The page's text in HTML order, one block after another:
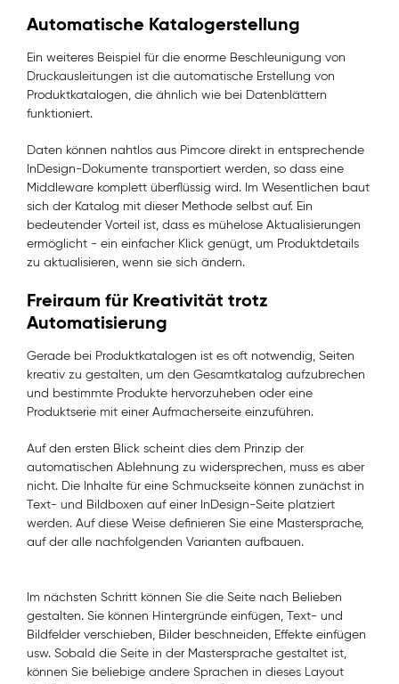
Automatische Katalogerstellung
Ein weiteres Beispiel für die enorme Beschleunigung von
Druckausleitungen ist die automatische Erstellung von
Produktkatalogen, die ähnlich wie bei Datenblättern
funktioniert.
Daten können nahtlos aus Pimcore direkt in entsprechende
InDesign-Dokumente transportiert werden, so dass eine
Middleware komplett überflüssig wird. Im Wesentlichen baut
sich der Katalog mit dieser Methode selbst auf. Ein
bedeutender Vorteil ist, dass es mühelose Aktualisierungen
ermöglicht - ein einfacher Klick genügt, um Produktdetails
zu aktualisieren, wenn sie sich ändern.
Freiraum für Kreativität trotz
Automatisierung
Gerade bei Produktkatalogen ist es oft notwendig, Seiten
kreativ zu gestalten, um den Gesamtkatalog aufzubrechen
und bestimmte Produkte hervorzuheben oder eine
Produktserie mit einer Aufmacherseite einzuführen.
Auf den ersten Blick scheint dies dem Prinzip der
automatischen Ablehnung zu widersprechen, muss es aber
nicht. Die Inhalte für eine Schmuckseite können zunächst in
Text- und Bildboxen auf einer InDesign-Seite platziert
werden. Auf diese Weise definieren Sie eine Mastersprache,
auf der alle nachfolgenden Varianten aufbauen.
Im nächsten Schritt können Sie die Seite nach Belieben
gestalten. Sie können Hintergründe einfügen, Text- und
Bildfelder verschieben, Bilder beschneiden, Effekte einfügen
usw. Sobald die Seite in der Mastersprache gestaltet ist,
können Sie beliebige andere Sprachen in dieses Layout